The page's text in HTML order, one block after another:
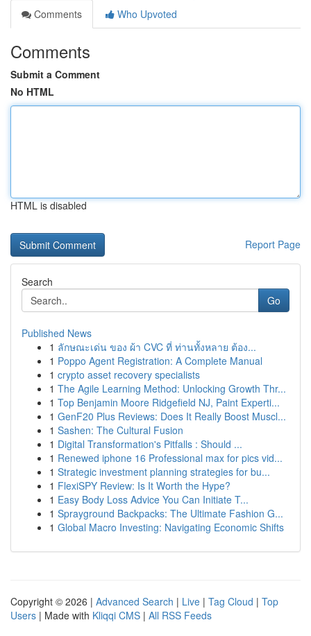
Comments
Who Upvoted
Comments
Submit a Comment
No HTML
HTML is disabled
Report Page
Search
Go
Published News
1 ลักษณะเด่น ของ ผ้า CVC ที่ ท่านทั้งหลาย ต้อง...
1 Poppo Agent Registration: A Complete Manual
1 crypto asset recovery specialists
1 The Agile Learning Method: Unlocking Growth Thr...
1 Top Benjamin Moore Ridgefield NJ, Paint Experti...
1 GenF20 Plus Reviews: Does It Really Boost Muscl...
1 Sashen: The Cultural Fusion
1 Digital Transformation's Pitfalls : Should ...
1 Renewed iphone 16 Professional max for pics vid...
1 Strategic investment planning strategies for bu...
1 FlexiSPY Review: Is It Worth the Hype?
1 Easy Body Loss Advice You Can Initiate T...
1 Sprayground Backpacks: The Ultimate Fashion G...
1 Global Macro Investing: Navigating Economic Shifts
Copyright © 2026 | Advanced Search | Live | Tag Cloud | Top
Users | Made with Kliqqi CMS | All RSS Feeds